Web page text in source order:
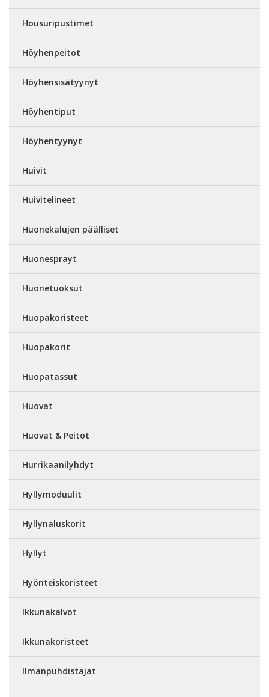
Housuripustimet
Höyhenpeitot
Höyhensisätyynyt
Höyhentiput
Höyhentyynyt
Huivit
Huivitelineet
Huonekalujen päälliset
Huonesprayt
Huonetuoksut
Huopakoristeet
Huopakorit
Huopatassut
Huovat
Huovat & Peitot
Hurrikaanilyhdyt
Hyllymoduulit
Hyllynaluskorit
Hyllyt
Hyönteiskoristeet
Ikkunakalvot
Ikkunakoristeet
Ilmanpuhdistajat